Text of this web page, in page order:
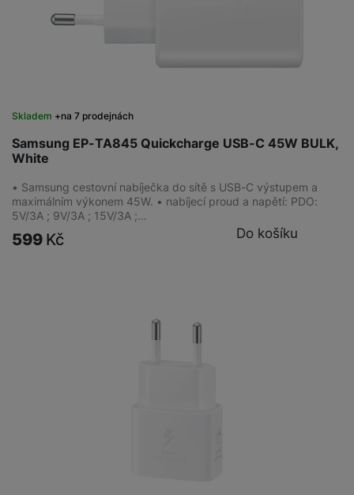
Samsung EP-TA845 Quickcharge USB-C 45W BULK,
White
Skladem na 7 prodejnách
• Samsung cestovní nabíječka do sítě s USB-C výstupem a
maximálním výkonem 45W. • nabíjecí proud a napětí: PDO:
5V/3A ; 9V/3A ; 15V/3A ;…
599 Kč Do košíku